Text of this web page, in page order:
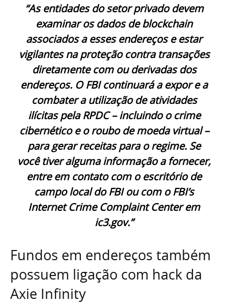
“As entidades do setor privado devem
examinar os dados de blockchain
associados a esses endereços e estar
vigilantes na proteção contra transações
diretamente com ou derivadas dos
endereços. O FBI continuará a expor e a
combater a utilização de atividades
ilícitas pela RPDC – incluindo o crime
cibernético e o roubo de moeda virtual –
para gerar receitas para o regime. Se
você tiver alguma informação a fornecer,
entre em contato com o escritório de
campo local do FBI ou com o FBI’s
Internet Crime Complaint Center em
ic3.gov.”
Fundos em endereços também
possuem ligação com hack da
Axie Infinity